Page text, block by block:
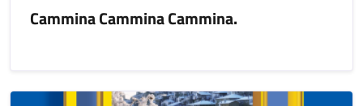
Cammina Cammina Cammina.